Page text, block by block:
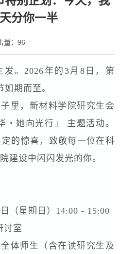
分你一半
量：96
发。2026年的3月8日，第
期而至。
里，新材料学院研究生会
・她向光行」 主题活动。
的惊喜，致敬每一位在科
建设中闪闪发光的你。
（星期日）14:00 - 15:00
讨室
体师生（含在读研究生及